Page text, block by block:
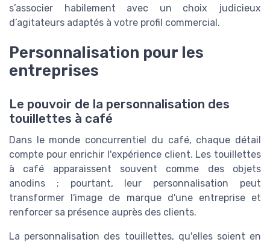
s’associer habilement avec un choix judicieux
d’agitateurs adaptés à votre profil commercial.
Personnalisation pour les
entreprises
Le pouvoir de la personnalisation des
touillettes à café
Dans le monde concurrentiel du café, chaque détail
compte pour enrichir l'expérience client. Les touillettes
à café apparaissent souvent comme des objets
anodins ; pourtant, leur personnalisation peut
transformer l'image de marque d'une entreprise et
renforcer sa présence auprès des clients.
La personnalisation des touillettes, qu'elles soient en